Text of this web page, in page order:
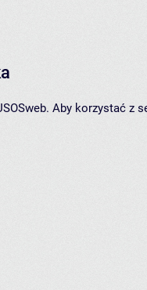
Aby korzystać z